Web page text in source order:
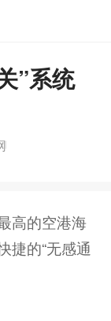
”系统
高的空港海
捷的“无感通